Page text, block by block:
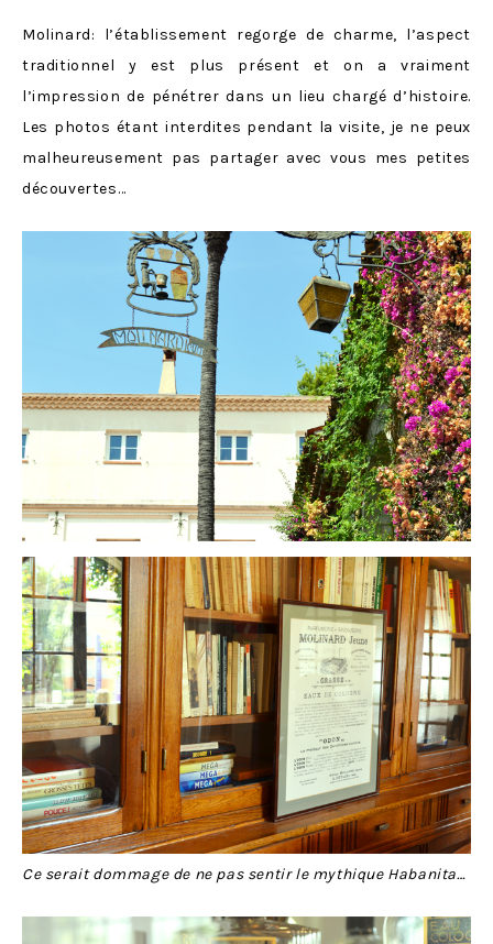
Molinard: l’établissement regorge de charme, l’aspect
traditionnel y est plus présent et on a vraiment
l’impression de pénétrer dans un lieu chargé d’histoire.
Les photos étant interdites pendant la visite, je ne peux
malheureusement pas partager avec vous mes petites
découvertes…
Ce serait dommage de ne pas sentir le mythique Habanita…